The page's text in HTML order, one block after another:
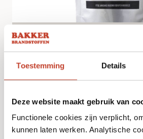
Toestemming Details
Deze website maakt gebruik van
Functionele cookies zijn verplicht,
kunnen laten werken. Analytische
Noskos Jerk Rub
€9,99